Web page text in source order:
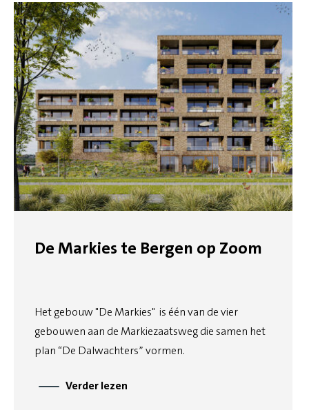
De Markies te Bergen op Zoom
Het gebouw "De Markies" is één van de vier
gebouwen aan de Markiezaatsweg die samen het
plan “De Dalwachters” vormen.
Verder lezen